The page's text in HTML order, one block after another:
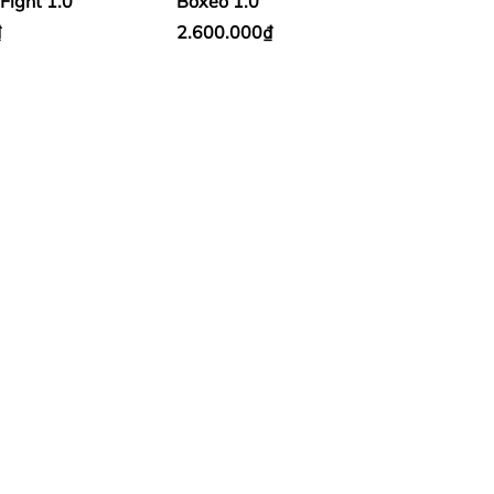
,từ 18h trờ đi và ngày chủ nhật - Email
2.600.000₫